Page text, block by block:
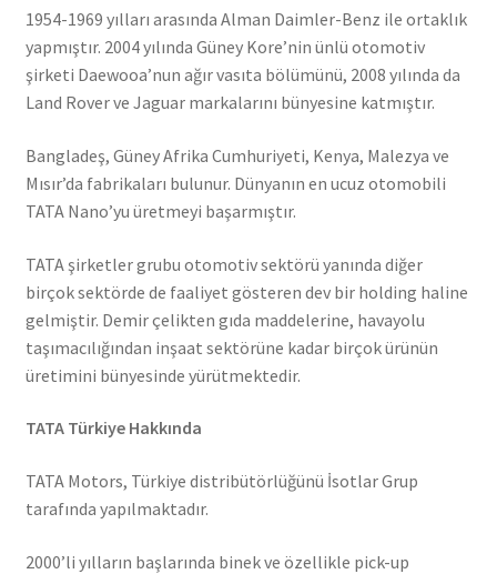
1954-1969 yılları arasında Alman Daimler-Benz ile ortaklık
yapmıştır. 2004 yılında Güney Kore’nin ünlü otomotiv
şirketi Daewooa’nun ağır vasıta bölümünü, 2008 yılında da
Land Rover ve Jaguar markalarını bünyesine katmıştır.
Bangladeş, Güney Afrika Cumhuriyeti, Kenya, Malezya ve
Mısır’da fabrikaları bulunur. Dünyanın en ucuz otomobili
TATA Nano’yu üretmeyi başarmıştır.
TATA şirketler grubu otomotiv sektörü yanında diğer
birçok sektörde de faaliyet gösteren dev bir holding haline
gelmiştir. Demir çelikten gıda maddelerine, havayolu
taşımacılığından inşaat sektörüne kadar birçok ürünün
üretimini bünyesinde yürütmektedir.
TATA Türkiye Hakkında
TATA Motors, Türkiye distribütörlüğünü İsotlar Grup
tarafında yapılmaktadır.
2000’li yılların başlarında binek ve özellikle pick-up